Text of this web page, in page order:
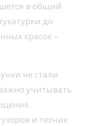
в общий
до
красок –
не стали
учитывать
и техник